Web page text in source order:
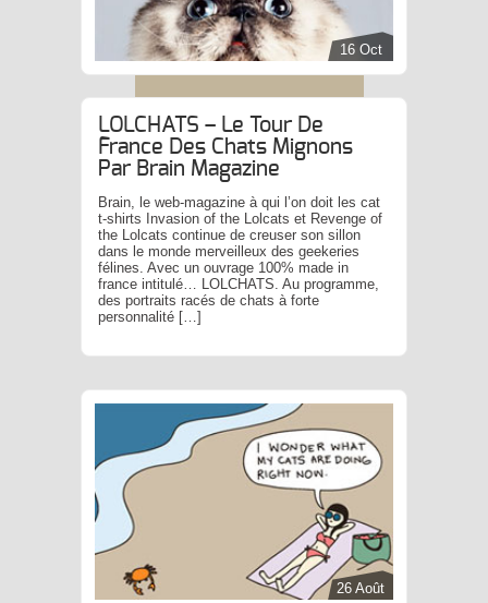
16 Oct
LOLCHATS – Le Tour De
France Des Chats Mignons
Par Brain Magazine
Brain, le web-magazine à qui l’on doit les cat
t-shirts Invasion of the Lolcats et Revenge of
the Lolcats continue de creuser son sillon
dans le monde merveilleux des geekeries
félines. Avec un ouvrage 100% made in
france intitulé… LOLCHATS. Au programme,
des portraits racés de chats à forte
personnalité […]
26 Août